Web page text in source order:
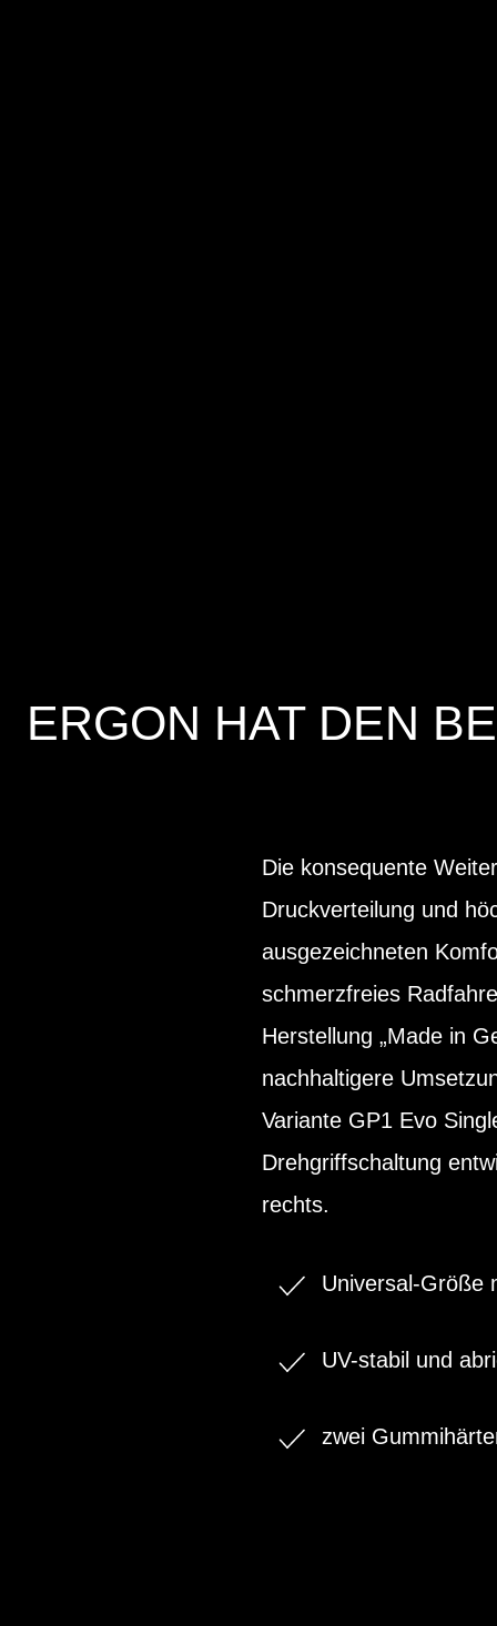
ERGON HAT DEN
Die konsequente
Druckverteilung und
ausgezeichneten
schmerzfreies
Herstellung „Made in
nachhaltigere
Variante GP1 Evo
Drehgriffschaltung
rechts.
Universal-Größe
UV-stabil und
zwei